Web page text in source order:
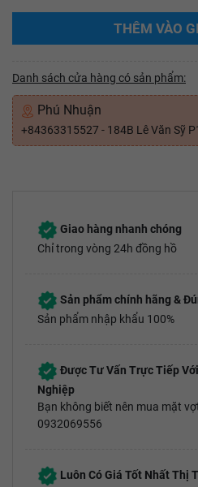
THÊM VÀO
Danh sách cửa hàng có sản phẩm:
Phú Nhuận
+84363315527 - 184B Lê Văn Sỹ
Giao hàng nhanh chóng
Chỉ trong vòng 24h đồng hồ
Sản phẩm chính hãng &
Sản phẩm nhập khẩu 100%
Được Tư Vấn Trực Tiếp
Nghiệp
Bạn không biết nên mua mặt
0932069556
Luôn Có Giá Tốt Nhất Thị